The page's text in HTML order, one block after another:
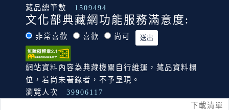
下載清單
藏品總筆數
1509494
文化部典藏網功能服務滿意度:
非常喜歡 喜歡 尚可
網站資料內容為典藏機關自行維運，藏品資料欄
位，若尚未著錄者，不予呈現。
瀏覽人次
39906117